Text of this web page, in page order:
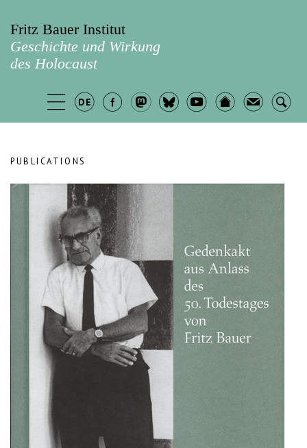
Fritz Bauer Institut
Geschichte und Wirkung
des Holocaust
PUBLICATIONS